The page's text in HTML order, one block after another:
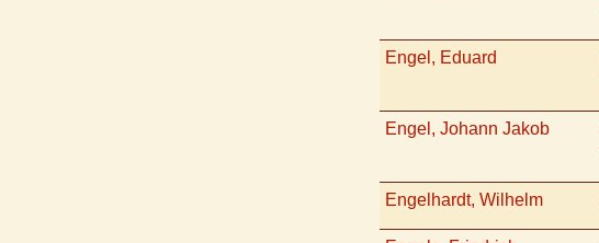
Engel, Eduard
Engel, Johann Jakob
Engelhardt, Wilhelm